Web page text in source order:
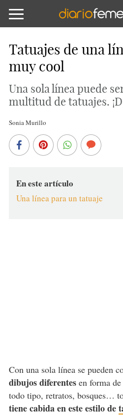
Tatuajes de una
muy cool
Una sola línea puede
multitud de tatuajes.
Sonia Murillo
En este artículo
Una línea para un tatuaje
Con una sola línea se pueden
dibujos diferentesen forma de
todo tipo, retratos, bosques…
tiene cabida en este estilo de